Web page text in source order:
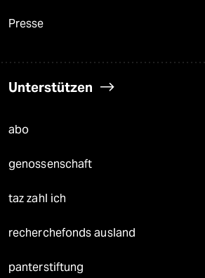
Presse
Unterstützen
abo
genossenschaft
taz zahl ich
recherchefonds ausland
panterstiftung